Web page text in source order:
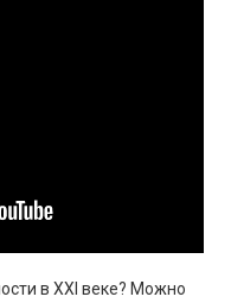
в ХХI веке? Можно